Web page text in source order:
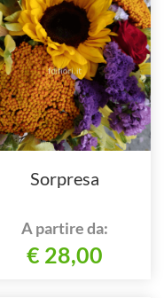
Sorpresa
A partire da:
€ 28,00